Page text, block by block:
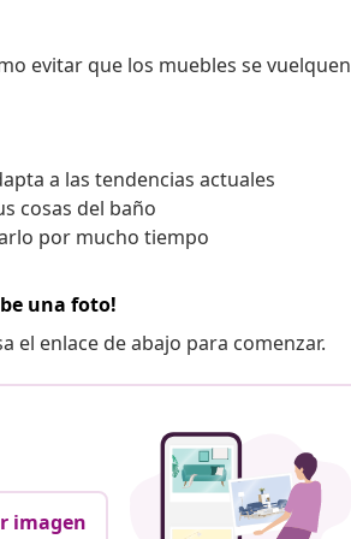
evitar que los muebles se vuelquen
a las tendencias actuales
cosas del baño
por mucho tiempo
una foto!
el enlace de abajo para comenzar.
imagen